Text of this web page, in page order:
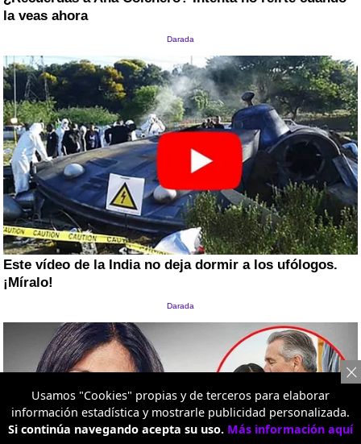
Usamos "Cookies" propias y de terceros para elaborar
información estadística y mostrarle publicidad personalizada.
Si continúa navegando acepta su uso. Más información aquí